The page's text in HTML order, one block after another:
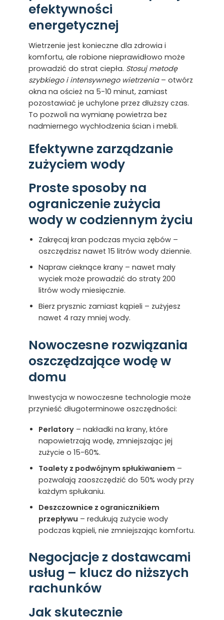
efektywności
energetycznej
Wietrzenie jest konieczne dla zdrowia i
komfortu, ale robione nieprawidłowo może
prowadzić do strat ciepła. Stosuj metodę
szybkiego i intensywnego wietrzenia– otwórz
okna na oścież na 5-10 minut, zamiast
pozostawiać je uchylone przez dłuższy czas.
To pozwoli na wymianę powietrza bez
nadmiernego wychłodzenia ścian i mebli.
Efektywne zarządzanie
zużyciem wody
Proste sposoby na
ograniczenie zużycia
wody w codziennym życiu
Zakręcaj kran podczas mycia zębów –
oszczędzisz nawet 15 litrów wody dziennie.
Napraw cieknące krany – nawet mały
wyciek może prowadzić do straty 200
litrów wody miesięcznie.
Bierz prysznic zamiast kąpieli – zużyjesz
nawet 4 razy mniej wody.
Nowoczesne rozwiązania
oszczędzające wodę w
domu
Inwestycja w nowoczesne technologie może
przynieść długoterminowe oszczędności:
Perlatory– nakładki na krany, które
napowietrzają wodę, zmniejszając jej
zużycie o 15-60%.
Toalety z podwójnym spłukiwaniem –
pozwalają zaoszczędzić do 50% wody przy
każdym spłukaniu.
Deszczownice z ogranicznikiem
przepływu – redukują zużycie wody
podczas kąpieli, nie zmniejszając komfortu.
Negocjacje z dostawcami
usług – klucz do niższych
rachunków
Jak skutecznie